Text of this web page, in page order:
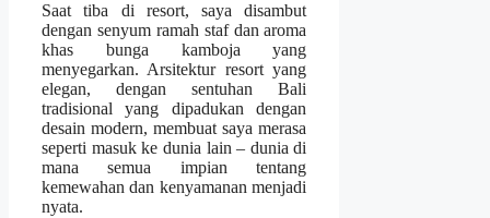
Saat tiba di resort, saya disambut
dengan senyum ramah staf dan aroma
khas bunga kamboja yang
menyegarkan. Arsitektur resort yang
elegan, dengan sentuhan Bali
tradisional yang dipadukan dengan
desain modern, membuat saya merasa
seperti masuk ke dunia lain – dunia di
mana semua impian tentang
kemewahan dan kenyamanan menjadi
nyata.